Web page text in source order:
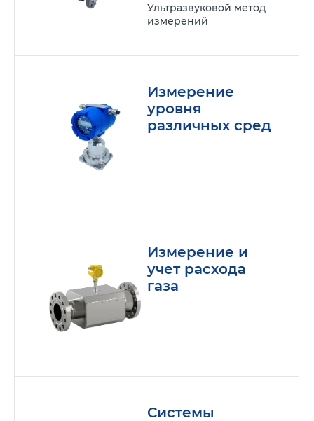
Ультразвуковой метод
измерений
Измерение
уровня
различных сред
Измерение и
учет расхода
газа
Системы